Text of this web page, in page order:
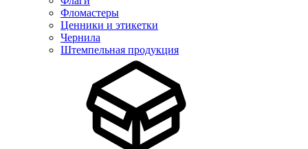
Фломастеры
Ценники и этикетки
Чернила
Штемпельная продукция